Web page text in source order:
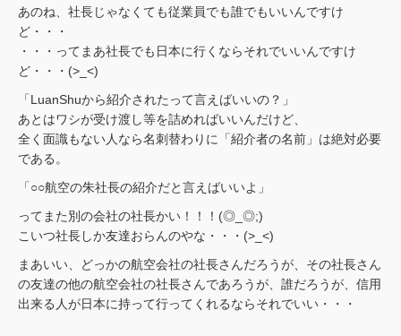
あのね、社長じゃなくても従業員でも誰でもいいんですけ
ど・・・
・・・ってまあ社長でも日本に行くならそれでいいんですけ
ど・・・(>_<)
「LuanShuから紹介されたって言えばいいの？」
あとはワシが受け渡し等を詰めればいいんだけど、
全く面識もない人なら名刺替わりに「紹介者の名前」は絶対必要
である。
「○○航空の朱社長の紹介だと言えばいいよ」
ってまた別の会社の社長かい！！！(◎_◎;)
こいつ社長しか友達おらんのやな・・・(>_<)
まあいい、どっかの航空会社の社長さんだろうが、その社長さん
の友達の他の航空会社の社長さんであろうが、誰だろうが、信用
出来る人が日本に持って行ってくれるならそれでいい・・・